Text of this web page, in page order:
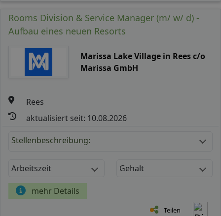
Rooms Division & Service Manager (m/ w/ d) -
Aufbau eines neuen Resorts
Marissa Lake Village in Rees c/o
Marissa GmbH
Rees
aktualisiert seit: 10.08.2026
Stellenbeschreibung:
Arbeitszeit Gehalt
mehr Details
Teilen